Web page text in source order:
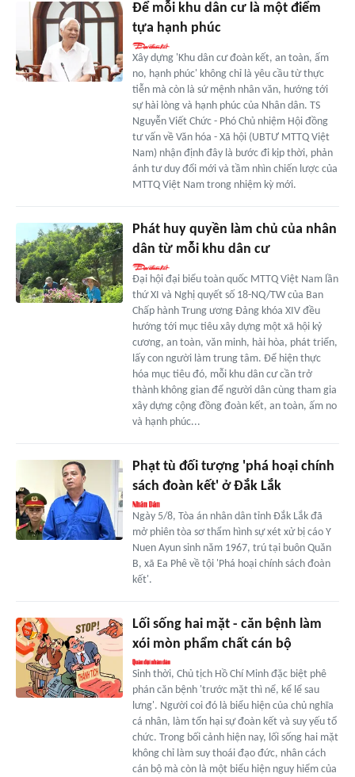
Để mỗi khu dân cư là một điểm
tựa hạnh phúc
Xây dựng 'Khu dân cư đoàn kết, an toàn, ấm
no, hạnh phúc' không chỉ là yêu cầu từ thực
tiễn mà còn là sứ mệnh nhân văn, hướng tới
sự hài lòng và hạnh phúc của Nhân dân. TS
Nguyễn Viết Chức - Phó Chủ nhiệm Hội đồng
tư vấn về Văn hóa - Xã hội (UBTƯ MTTQ Việt
Nam) nhận định đây là bước đi kịp thời, phản
ánh tư duy đổi mới và tầm nhìn chiến lược của
MTTQ Việt Nam trong nhiệm kỳ mới.
Phát huy quyền làm chủ của nhân
dân từ mỗi khu dân cư
Đại hội đại biểu toàn quốc MTTQ Việt Nam lần
thứ XI và Nghị quyết số 18-NQ/TW của Ban
Chấp hành Trung ương Đảng khóa XIV đều
hướng tới mục tiêu xây dựng một xã hội kỷ
cương, an toàn, văn minh, hài hòa, phát triển,
lấy con người làm trung tâm. Để hiện thực
hóa mục tiêu đó, mỗi khu dân cư cần trở
thành không gian để người dân cùng tham gia
xây dựng cộng đồng đoàn kết, an toàn, ấm no
và hạnh phúc...
Phạt tù đối tượng 'phá hoại chính
sách đoàn kết' ở Đắk Lắk
Ngày 5/8, Tòa án nhân dân tỉnh Đắk Lắk đã
mở phiên tòa sơ thẩm hình sự xét xử bị cáo Y
Nuen Ayun sinh năm 1967, trú tại buôn Quăn
B, xã Ea Phê về tội 'Phá hoại chính sách đoàn
kết'.
Lối sống hai mặt - căn bệnh làm
xói mòn phẩm chất cán bộ
Sinh thời, Chủ tịch Hồ Chí Minh đặc biệt phê
phán căn bệnh 'trước mặt thì nể, kể lể sau
lưng'. Người coi đó là biểu hiện của chủ nghĩa
cá nhân, làm tổn hại sự đoàn kết và suy yếu tổ
chức. Trong bối cảnh hiện nay, lối sống hai mặt
không chỉ làm suy thoái đạo đức, nhân cách
cán bộ mà còn là một biểu hiện nguy hiểm của